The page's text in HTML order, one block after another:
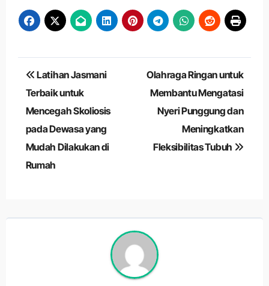
Navigasi
pos
Latihan Jasmani
Terbaik untuk
Mencegah Skoliosis
pada Dewasa yang
Mudah Dilakukan di
Rumah
Olahraga Ringan untuk
Membantu Mengatasi
Nyeri Punggung dan
Meningkatkan
Fleksibilitas Tubuh